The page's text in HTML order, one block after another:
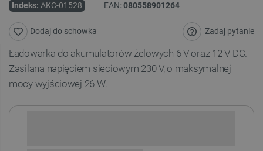
Indeks: AKC-01528 EAN:080558901264
Zadaj pytanie
Dodaj do schowka
Ładowarka do akumulatorów żelowych 6 V oraz 12 V DC.
Zasilana napięciem sieciowym 230 V, o maksymalnej
mocy wyjściowej 26 W.